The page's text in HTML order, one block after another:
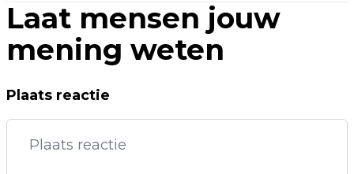
Laat mensen jouw
mening weten
Plaats reactie